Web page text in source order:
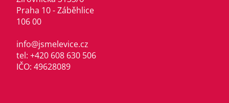
Praha 10 - Záběhlice
106 00
info@jsmelevice.cz
tel: +420 608 630 506
IČO: 49628089